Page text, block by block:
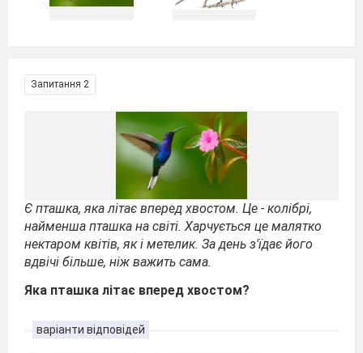
Запитання 2
Є пташка, яка літає вперед хвостом. Це - колібрі,
найменша пташка на світі. Харчується це малятко
нектаром квітів, як і метелик. За день з'їдає його
вдвічі більше, ніж важить сама.
Яка пташка літає вперед хвостом?
варіанти відповідей